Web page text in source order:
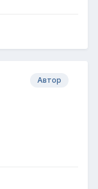
Автор